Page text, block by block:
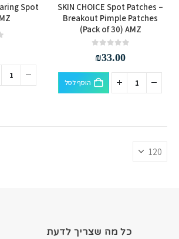
SKIN CHOICE Spot Patches –
Breakout Pimple Patches
(Pack of 30) AMZ
₪33.00
הוסף לסל
Spot
כל מה שצריך לדעת